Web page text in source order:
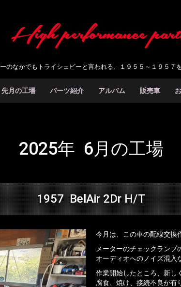
のなかでもトライシェビーと言われる、１９５５～１９５７
先月の工場 パーツ紹介 アルバム 販売車
2025年 6月の工場
1957 BelAir 2Dr H/T
今月は、この車の配線交換
メーターのチェックランプ
オーディオへのノイズ混入
作業開始したところ、新し
腐食、焼け、接続不良が有